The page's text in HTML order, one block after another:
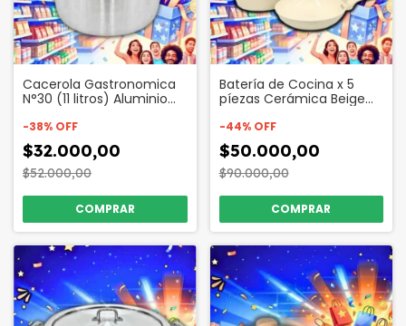
Cacerola Gastronomica
N°30 (11 litros) Aluminio
-38% OFF
$32.000,00
$52.000,00
Batería de Cocina x 5
píezas Cerámica Beige
12459
-44% OFF
$50.000,00
$90.000,00